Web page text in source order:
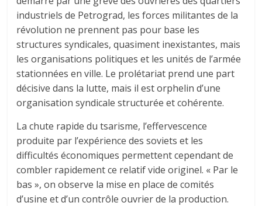
industriels de Petrograd, les forces militantes de la
révolution ne prennent pas pour base les
structures syndicales, quasiment inexistantes, mais
les organisations politiques et les unités de l’armée
stationnées en ville. Le prolétariat prend une part
décisive dans la lutte, mais il est orphelin d’une
organisation syndicale structurée et cohérente.
La chute rapide du tsarisme, l’effervescence
produite par l’expérience des soviets et les
difficultés économiques permettent cependant de
combler rapidement ce relatif vide originel. « Par le
bas », on observe la mise en place de comités
d’usine et d’un contrôle ouvrier de la production.